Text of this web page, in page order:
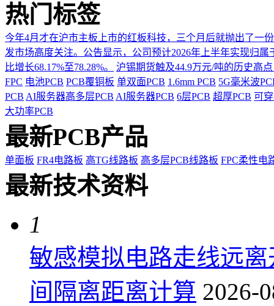
热门标签
今年4月才在沪市主板上市的红板科技，三个月后就抛出了一
发市场高度关注。公告显示，公司预计2026年上半年实现归
比增长68.17%至78.28%。
沪锡期货触及44.9万元/吨的历史高
FPC 电池PCB PCB覆铜板 单双面PCB 1.6mm PCB 5G毫米波
PCB AI服务器高多层PCB AI服务器PCB 6层PCB 超厚PCB 可
大功率PCB
最新PCB产品
单面板 FR4电路板 高TG线路板 高多层PCB线路板 FPC柔性电
最新技术资料
1
敏感模拟电路走线远
间隔离距离计算 2026-